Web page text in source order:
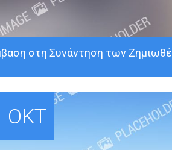
στη Συνάντηση των
ΟΚΤ